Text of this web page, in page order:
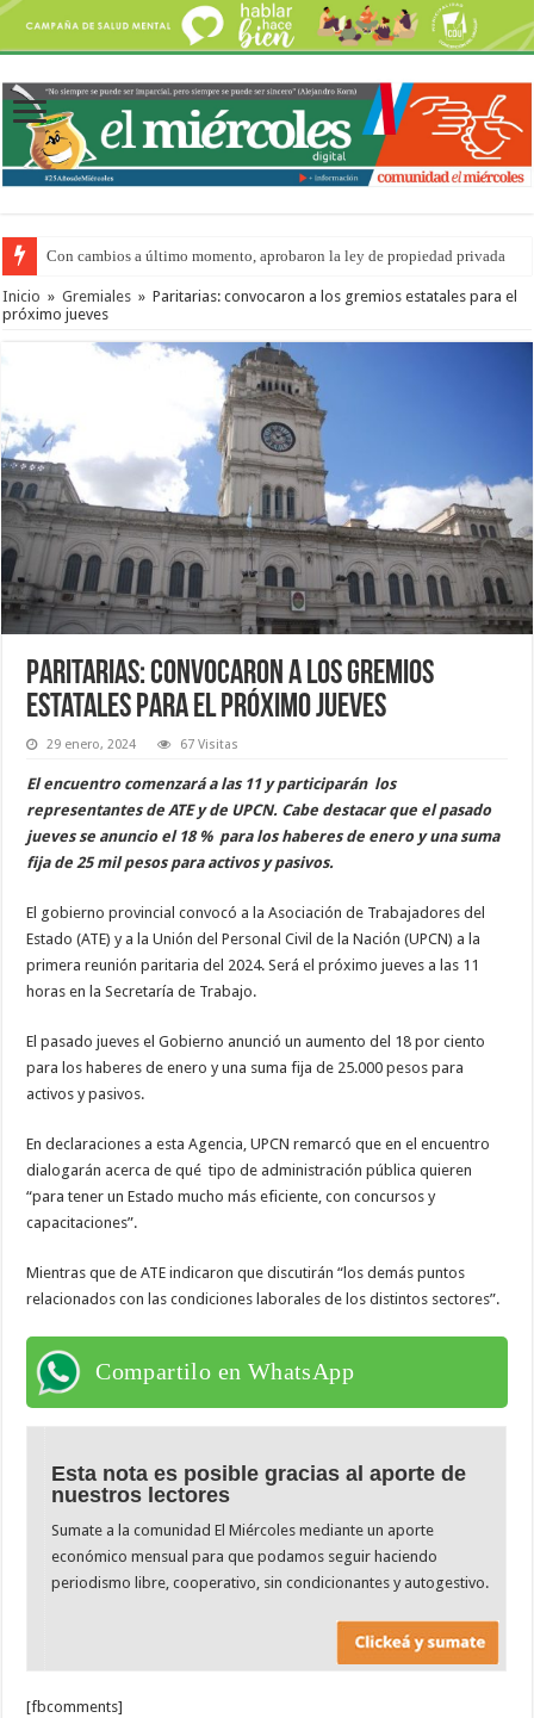
Con cambios a último momento, aprobaron la ley de propiedad privada
Inicio » Gremiales » Paritarias: convocaron a los gremios estatales para el
próximo jueves
Paritarias: convocaron a los gremios
estatales para el próximo jueves
29 enero, 2024 67 Visitas
El encuentro comenzará a las 11 y participarán los
representantes de ATE y de UPCN. Cabe destacar que el pasado
jueves se anuncio el 18 % para los haberes de enero y una suma
fija de 25 mil pesos para activos y pasivos.
El gobierno provincial convocó a la Asociación de Trabajadores del
Estado (ATE) y a la Unión del Personal Civil de la Nación (UPCN) a la
primera reunión paritaria del 2024. Será el próximo jueves a las 11
horas en la Secretaría de Trabajo.
El pasado jueves el Gobierno anunció un aumento del 18 por ciento
para los haberes de enero y una suma fija de 25.000 pesos para
activos y pasivos.
En declaraciones a esta Agencia, UPCN remarcó que en el encuentro
dialogarán acerca de qué tipo de administración pública quieren
“para tener un Estado mucho más eficiente, con concursos y
capacitaciones”.
Mientras que de ATE indicaron que discutirán “los demás puntos
relacionados con las condiciones laborales de los distintos sectores”.
Compartilo en WhatsApp
Esta nota es posible gracias al aporte de
nuestros lectores
Sumate a la comunidad El Miércoles mediante un aporte
económico mensual para que podamos seguir haciendo
periodismo libre, cooperativo, sin condicionantes y autogestivo.
[fbcomments]